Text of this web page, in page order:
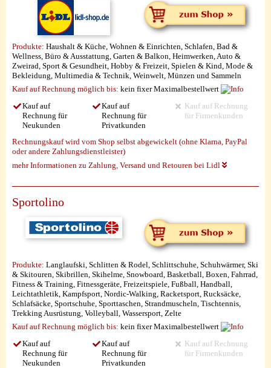
Produkte: Haushalt & Küche, Wohnen & Einrichten, Schlafen, Bad &
Wellness, Büro & Ausstattung, Garten & Balkon, Heimwerken, Auto &
Zweirad, Sport & Gesundheit, Hobby & Freizeit, Spielen & Kind, Mode &
Bekleidung, Multimedia & Technik, Weinwelt, Münzen und Sammeln
Kauf auf Rechnung möglich bis: kein fixer Maximalbestellwert
Kauf auf
Rechnung für
Neukunden
Kauf auf
Rechnung für
Privatkunden
Kauf auf Rechnung
für Firmenkunden
Rechnungskauf wird vom Shop selbst abgewickelt (ohne Klarna, PayPal
oder andere Zahlungsdienstleister)
mehr Informationen zu Zahlung, Versand und Retouren bei Lidl
Sportolino
Produkte: Langlaufski, Schlitten & Rodel, Schlittschuhe, Schuhwärmer, Ski
& Skitouren, Skibrillen, Skihelme, Snowboard, Basketball, Boxen, Fahrrad,
Fitness & Training, Fitnessgeräte, Freizeitspiele, Fußball, Handball,
Leichtathletik, Kampfsport, Nordic-Walking, Racketsport, Rucksäcke,
Schlafsäcke, Sportschuhe, Sporttaschen, Strandmuscheln, Tischtennis,
Trekking Ausrüstung, Volleyball, Wassersport, Zelte
Kauf auf Rechnung möglich bis: kein fixer Maximalbestellwert
Kauf auf
Rechnung für
Neukunden
Kauf auf
Rechnung für
Privatkunden
Kauf auf Rechnung
für Firmenkunden